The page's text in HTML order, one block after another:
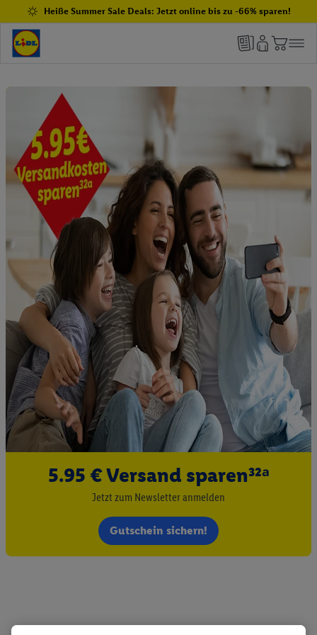
Heiße Summer Sale Deals: Jetzt online bis zu -66% sparen!
5.95 € Versand sparen³²ᵃ
Jetzt zum Newsletter anmelden
Gutschein sichern!